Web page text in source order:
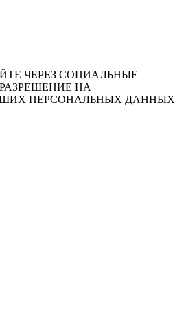
ЧЕРЕЗ СОЦИАЛЬНЫЕ
НА
ПЕРСОНАЛЬНЫХ ДАННЫХ